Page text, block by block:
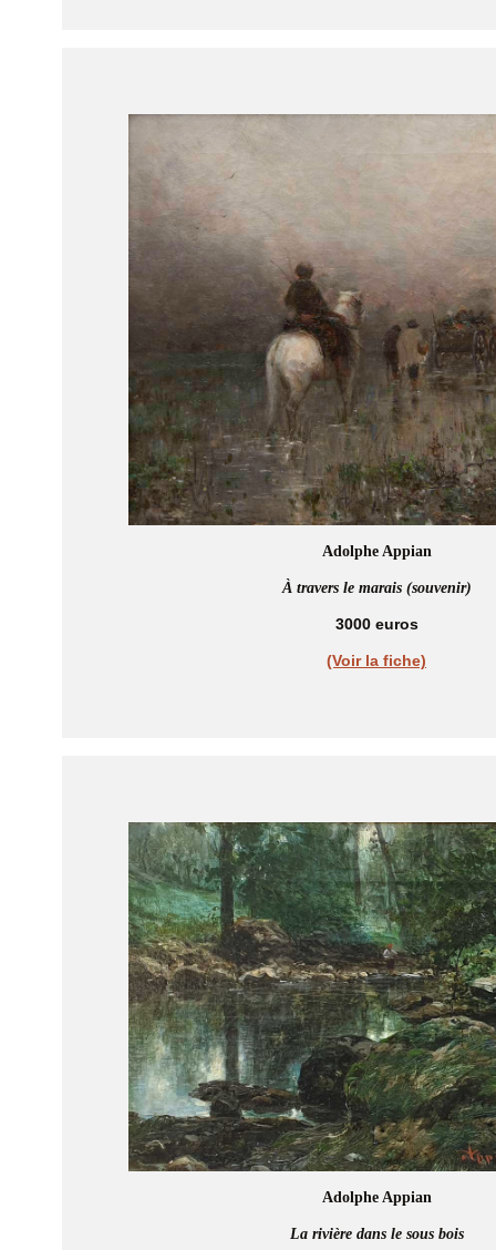
Adolphe Appian
À travers le marais (souvenir)
3000 euros
(Voir la fiche)
Adolphe Appian
La rivière dans le sous bois